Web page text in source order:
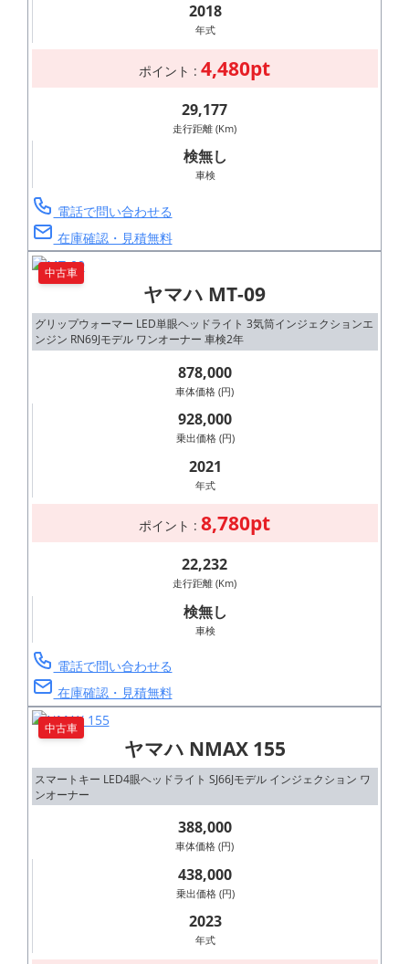
2018
年式
ポイント : 4,480pt
29,177
走行距離 (Km)
検無し
車検
電話で問い合わせる
在庫確認・見積無料
中古車
ヤマハ MT-09
グリップウォーマー LED単眼ヘッドライト 3気筒インジェクションエ
ンジン RN69Jモデル ワンオーナー 車検2年
878,000
車体価格 (円)
928,000
乗出価格 (円)
2021
年式
ポイント : 8,780pt
22,232
走行距離 (Km)
検無し
車検
電話で問い合わせる
在庫確認・見積無料
中古車
ヤマハ NMAX 155
スマートキー LED4眼ヘッドライト SJ66Jモデル インジェクション ワ
ンオーナー
388,000
車体価格 (円)
438,000
乗出価格 (円)
2023
年式